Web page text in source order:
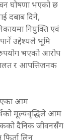
घोषणा भएको छ
दबाब दिने,
नियुक्ति एवं
उद्देश्यले भूमि
भएको आरोप
र आपत्तिजनक
आम
मूल्यवृद्धिले आम
दैनिक जीवनसँग